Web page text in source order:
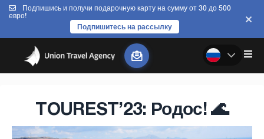
Подпишись и получи подарочную карту на сумму от 30 до 500
евро!
Подпишитесь на рассылку
TOUREST’23: Родос! 🌊